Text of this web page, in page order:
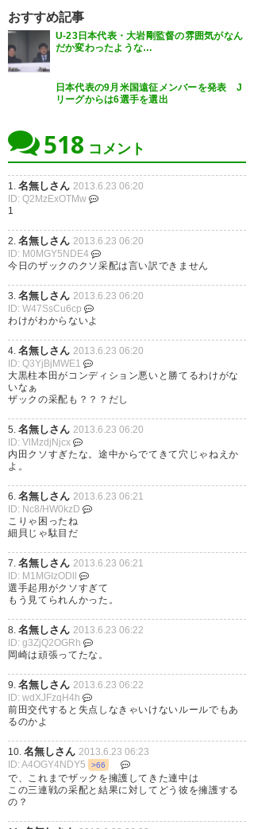
おすすめ記事
U-23日本代表・大岩剛監督の雰囲気がなん
だか変わったような…
日本代表の9月米国遠征メンバーを発表 J
リーグからは6選手を選出
518 コメント
1. 名無しさん 2013.6.23 06:20
ID: Q2MzExOTMw
1
2. 名無しさん 2013.6.23 06:20
ID: M0MGY5NDE4
今日のザックのクソ采配は言い訳できません
3. 名無しさん 2013.6.23 06:20
ID: W47SsCu6cp
わけがわからないよ
4. 名無しさん 2013.6.23 06:20
ID: Q3YjBjMWE1
大黒柱本田がコンディション悪いと勝てるわけがな
いなぁ
ザックの采配も？？？だし
5. 名無しさん 2013.6.23 06:20
ID: VlMzdjNjcx
内田クソすぎたな。途中からでてきて穴じゃねえか
よ。
6. 名無しさん 2013.6.23 06:21
ID: Nc8/HW0kzD
こりゃ困ったね
細貝じゃ駄目だ
7. 名無しさん 2013.6.23 06:21
ID: M1MGIzODll
選手起用がクソすぎて
もう見てられんかった。
8. 名無しさん 2013.6.23 06:22
ID: g3ZjQ2OGRh
岡崎は頑張ってたな。
9. 名無しさん 2013.6.23 06:22
ID: wdXJFzqH4h
前田交代すると失点しなきゃいけないルールでもあ
るのかよ
10. 名無しさん 2013.6.23 06:23
ID: A4OGY4NDY5
>66
で、これまでザックを擁護してきた連中は
この三連戦の采配と結果に対してどう彼を擁護する
の？